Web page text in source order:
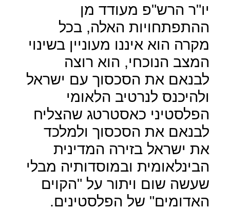
יו"ר הרש"פ מעודד מן
ההתפתחויות האלה, בכל
מקרה הוא איננו מעוניין בשינוי
המצב הנוכחי, הוא רוצה
לבנאם את הסכסוך עם ישראל
ולהיכנס לנרטיב הלאומי
הפלסטיני כאסטרטג שהצליח
לבנאם את הסכסוך ולמלכד
את ישראל בזירה המדינית
הבינלאומית ובמוסדותיה מבלי
שעשה שום ויתור על "הקוים
האדומים" של הפלסטינים.